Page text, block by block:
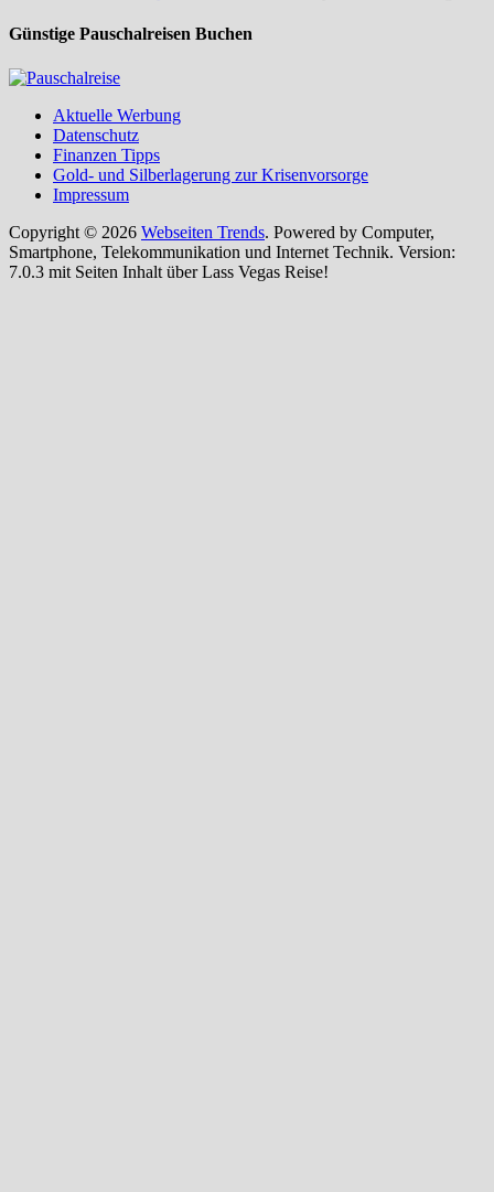
Günstige Pauschalreisen Buchen
Aktuelle Werbung
Datenschutz
Finanzen Tipps
Gold- und Silberlagerung zur Krisenvorsorge
Impressum
Copyright © 2026 Webseiten Trends. Powered by Computer,
Smartphone, Telekommunikation und Internet Technik. Version:
7.0.3 mit Seiten Inhalt über Lass Vegas Reise!